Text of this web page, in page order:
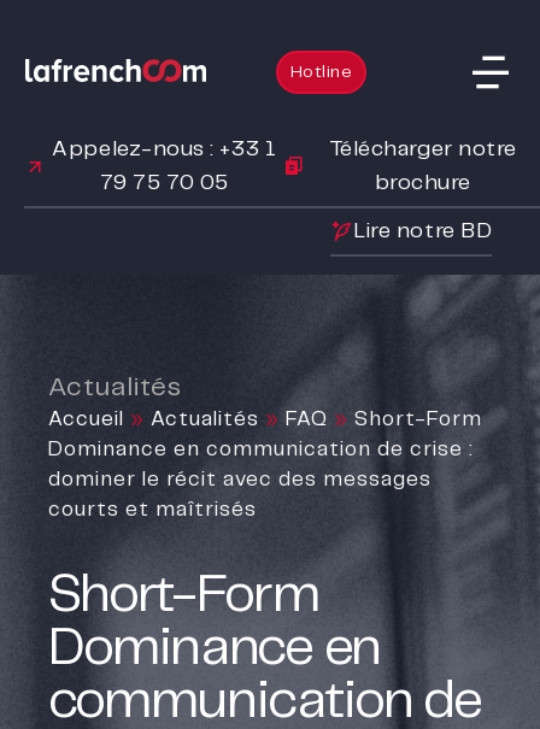
Hotline
Appelez-nous : +33 1
79 75 70 05
Télécharger notre
brochure
Lire notre BD
Actualités
Accueil » Actualités » FAQ » Short-Form
Dominance en communication de crise :
dominer le récit avec des messages
courts et maîtrisés
Short-Form
Dominance en
communication de